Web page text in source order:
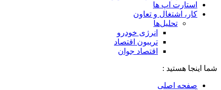
استارت اپ ها
کار، اشتغال و تعاون
تحلیل‌ها
انرژی خودرو
تریبون اقتصاد
اقتصاد جوان
شما اینجا هستید :
صفحه اصلی